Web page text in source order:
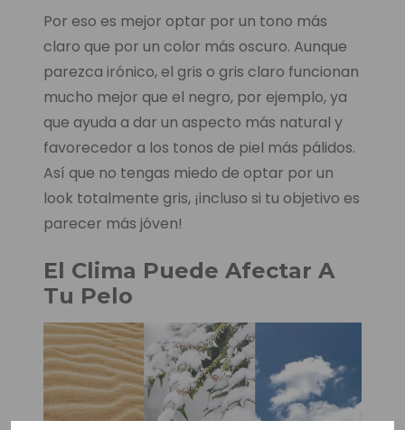
Por eso es mejor optar por un tono más
claro que por un color más oscuro. Aunque
parezca irónico, el gris o gris claro funcionan
mucho mejor que el negro, por ejemplo, ya
que ayuda a dar un aspecto más natural y
favorecedor a los tonos de piel más pálidos.
Así que no tengas miedo de optar por un
look totalmente gris, ¡incluso si tu objetivo es
parecer más jóven!
El Clima Puede Afectar A
Tu Pelo